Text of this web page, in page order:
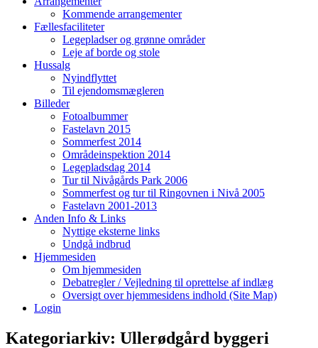
Kommende arrangementer
Fællesfaciliteter
Legepladser og grønne områder
Leje af borde og stole
Hussalg
Nyindflyttet
Til ejendomsmægleren
Billeder
Fotoalbummer
Fastelavn 2015
Sommerfest 2014
Områdeinspektion 2014
Legepladsdag 2014
Tur til Nivågårds Park 2006
Sommerfest og tur til Ringovnen i Nivå 2005
Fastelavn 2001-2013
Anden Info & Links
Nyttige eksterne links
Undgå indbrud
Hjemmesiden
Om hjemmesiden
Debatregler / Vejledning til oprettelse af indlæg
Oversigt over hjemmesidens indhold (Site Map)
Login
Kategoriarkiv: Ullerødgård byggeri